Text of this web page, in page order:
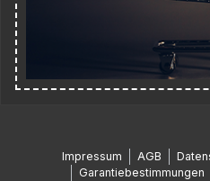
Impressum AGB
Garantiebestimmungen